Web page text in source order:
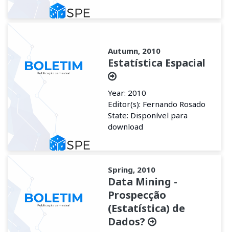
Autumn, 2010
Estatística Espacial
Year: 2010
Editor(s): Fernando Rosado
State: Disponível para
download
Spring, 2010
Data Mining -
Prospecção
(Estatística) de
Dados?